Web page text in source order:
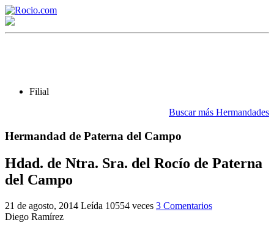
Filial
Buscar más Hermandades
Hermandad de Paterna del Campo
Hdad. de Ntra. Sra. del Rocío de Paterna
del Campo
21 de agosto, 2014 Leída 10554 veces 3 Comentarios
Diego Ramírez
¡Bienvenido! Soy el asistente virtual de rocio.com.
¿Cuándo es la romería del Rocío?